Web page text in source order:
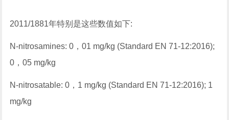
2011/1881年特别是这些数值如下:
N-nitrosamines: 0，01 mg/kg (Standard EN 71-12:2016);
0，05 mg/kg
N-nitrosatable: 0，1 mg/kg (Standard EN 71-12:2016); 1
mg/kg